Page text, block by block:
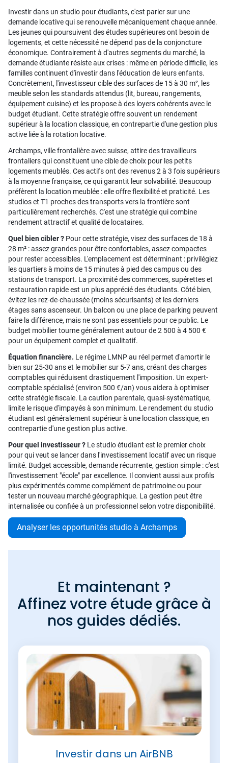
Investir dans un studio pour étudiants, c'est parier sur une
demande locative qui se renouvelle mécaniquement chaque année.
Les jeunes qui poursuivent des études supérieures ont besoin de
logements, et cette nécessité ne dépend pas de la conjoncture
économique. Contrairement à d'autres segments du marché, la
demande étudiante résiste aux crises : même en période difficile, les
familles continuent d'investir dans l'éducation de leurs enfants.
Concrètement, l'investisseur cible des surfaces de 15 à 30 m², les
meuble selon les standards attendus (lit, bureau, rangements,
équipement cuisine) et les propose à des loyers cohérents avec le
budget étudiant. Cette stratégie offre souvent un rendement
supérieur à la location classique, en contrepartie d'une gestion plus
active liée à la rotation locative.
Archamps, ville frontalière avec suisse, attire des travailleurs
frontaliers qui constituent une cible de choix pour les petits
logements meublés. Ces actifs ont des revenus 2 à 3 fois supérieurs
à la moyenne française, ce qui garantit leur solvabilité. Beaucoup
préfèrent la location meublée : elle offre flexibilité et praticité. Les
studios et T1 proches des transports vers la frontière sont
particulièrement recherchés. C'est une stratégie qui combine
rendement attractif et qualité de locataires.
Quel bien cibler ? Pour cette stratégie, visez des surfaces de 18 à
28 m² : assez grandes pour être confortables, assez compactes
pour rester accessibles. L'emplacement est déterminant : privilégiez
les quartiers à moins de 15 minutes à pied des campus ou des
stations de transport. La proximité des commerces, supérettes et
restauration rapide est un plus apprécié des étudiants. Côté bien,
évitez les rez-de-chaussée (moins sécurisants) et les derniers
étages sans ascenseur. Un balcon ou une place de parking peuvent
faire la différence, mais ne sont pas essentiels pour ce public. Le
budget mobilier tourne généralement autour de 2 500 à 4 500 €
pour un équipement complet et qualitatif.
Équation financière. Le régime LMNP au réel permet d'amortir le
bien sur 25-30 ans et le mobilier sur 5-7 ans, créant des charges
comptables qui réduisent drastiquement l'imposition. Un expert-
comptable spécialisé (environ 500 €/an) vous aidera à optimiser
cette stratégie fiscale. La caution parentale, quasi-systématique,
limite le risque d'impayés à son minimum. Le rendement du studio
étudiant est généralement supérieur à une location classique, en
contrepartie d'une gestion plus active.
Pour quel investisseur ? Le studio étudiant est le premier choix
pour qui veut se lancer dans l'investissement locatif avec un risque
limité. Budget accessible, demande récurrente, gestion simple : c'est
l'investissement "école" par excellence. Il convient aussi aux profils
plus expérimentés comme complément de patrimoine ou pour
tester un nouveau marché géographique. La gestion peut être
internalisée ou confiée à un professionnel selon votre disponibilité.
Analyser les opportunités studio à Archamps
Et maintenant ?
Affinez votre étude grâce à
nos guides dédiés.
Investir dans un AirBNB